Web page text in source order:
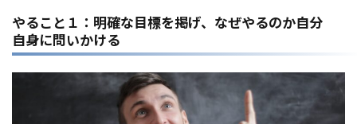
やること１：明確な目標を掲げ、なぜやるのか自分
自身に問いかける